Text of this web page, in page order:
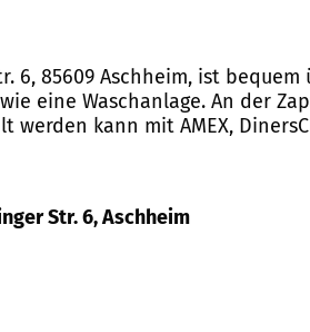
6, 85609 Aschheim, ist
eine Waschanlage. An der
werden kann mit AMEX,
Str. 6, Aschheim